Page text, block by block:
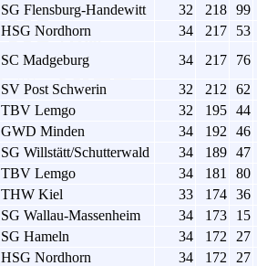
SG Flensburg-Handewitt 32 218 99
HSG Nordhorn 34 217
53
SC Madgeburg 34 217
76
SV Post Schwerin 32 212
62
TBV Lemgo 32 195 44
GWD Minden 34 192
46
SG Willstätt/Schutterwald 34 189 47
TBV Lemgo 34 181
80
THW Kiel 33 174 36
SG Wallau-Massenheim 34 173
15
SG Hameln 34 172
27
HSG Nordhorn 34 172
27